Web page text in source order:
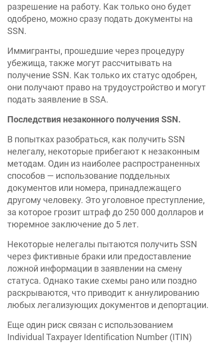
разрешение на работу. Как только оно будет
одобрено, можно сразу подать документы на
SSN.
Иммигранты, прошедшие через процедуру
убежища, также могут рассчитывать на
получение SSN. Как только их статус одобрен,
они получают право на трудоустройство и могут
подать заявление в SSA.
Последствия незаконного получения SSN.
В попытках разобраться, как получить SSN
нелегалу, некоторые прибегают к незаконным
методам. Один из наиболее распространенных
способов — использование поддельных
документов или номера, принадлежащего
другому человеку. Это уголовное преступление,
за которое грозит штраф до 250 000 долларов и
тюремное заключение до 5 лет.
Некоторые нелегалы пытаются получить SSN
через фиктивные браки или предоставление
ложной информации в заявлении на смену
статуса. Однако такие схемы рано или поздно
раскрываются, что приводит к аннулированию
любых легализующих документов и депортации.
Еще один риск связан с использованием
Individual Taxpayer Identification Number (ITIN)